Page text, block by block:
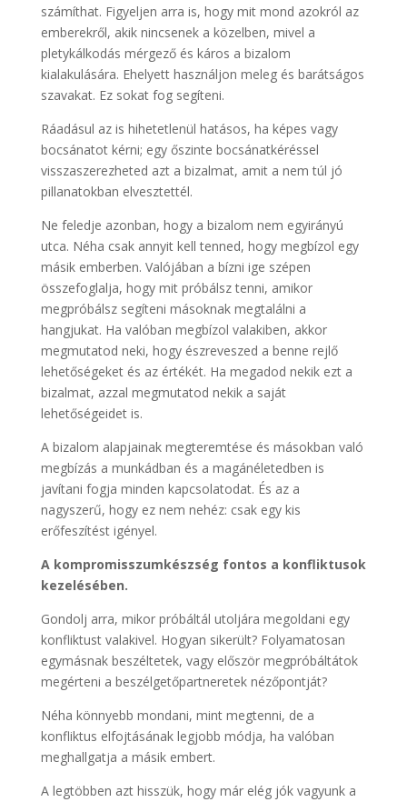
számíthat. Figyeljen arra is, hogy mit mond azokról az
emberekről, akik nincsenek a közelben, mivel a
pletykálkodás mérgező és káros a bizalom
kialakulására. Ehelyett használjon meleg és barátságos
szavakat. Ez sokat fog segíteni.
Ráadásul az is hihetetlenül hatásos, ha képes vagy
bocsánatot kérni; egy őszinte bocsánatkéréssel
visszaszerezheted azt a bizalmat, amit a nem túl jó
pillanatokban elvesztettél.
Ne feledje azonban, hogy a bizalom nem egyirányú
utca. Néha csak annyit kell tenned, hogy megbízol egy
másik emberben. Valójában a bízni ige szépen
összefoglalja, hogy mit próbálsz tenni, amikor
megpróbálsz segíteni másoknak megtalálni a
hangjukat. Ha valóban megbízol valakiben, akkor
megmutatod neki, hogy észreveszed a benne rejlő
lehetőségeket és az értékét. Ha megadod nekik ezt a
bizalmat, azzal megmutatod nekik a saját
lehetőségeidet is.
A bizalom alapjainak megteremtése és másokban való
megbízás a munkádban és a magánéletedben is
javítani fogja minden kapcsolatodat. És az a
nagyszerű, hogy ez nem nehéz: csak egy kis
erőfeszítést igényel.
A kompromisszumkészség fontos a konfliktusok
kezelésében.
Gondolj arra, mikor próbáltál utoljára megoldani egy
konfliktust valakivel. Hogyan sikerült? Folyamatosan
egymásnak beszéltetek, vagy először megpróbáltátok
megérteni a beszélgetőpartneretek nézőpontját?
Néha könnyebb mondani, mint megtenni, de a
konfliktus elfojtásának legjobb módja, ha valóban
meghallgatja a másik embert.
A legtöbben azt hisszük, hogy már elég jók vagyunk a